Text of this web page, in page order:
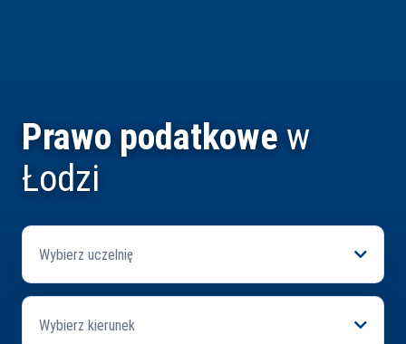
Prawo podatkowe w
Łodzi
Wybierz uczelnię
Wybierz kierunek